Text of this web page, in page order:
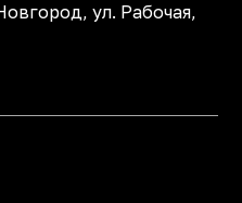
ул. Рабочая,